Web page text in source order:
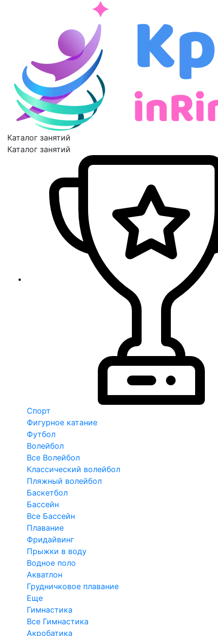
Каталог занятий
Каталог занятий
Спорт
Фигурное катание
Футбол
Волейбол
Все Волейбол
Классический волейбол
Пляжный волейбол
Баскетбол
Бассейн
Все Бассейн
Плавание
Фридайвинг
Прыжки в воду
Водное поло
Акватлон
Грудничковое плавание
Еще
Гимнастика
Все Гимнастика
Акробатика